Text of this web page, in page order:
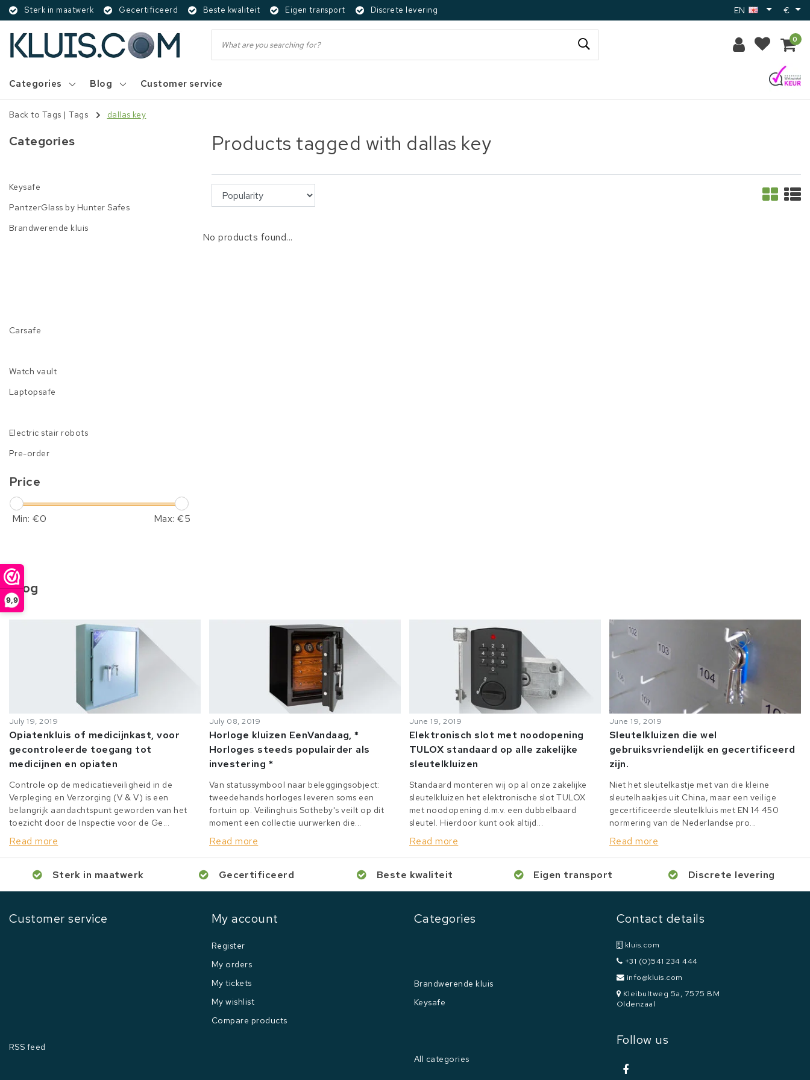
9,9
Sterk in maatwerk Gecertificeerd Beste kwaliteit Eigen transport Discrete levering EN €
0
Categories Blog Customer service
Back to Tags |Tags dallas key
Categories
Keysafe
PantzerGlass by Hunter Safes
Brandwerende kluis
Carsafe
Watch vault
Laptopsafe
Electric stair robots
Pre-order
Price
Min: €0 Max: €5
Products tagged with dallas key
No products found...
Blog
July 19, 2019
Opiatenkluis of medicijnkast, voor
gecontroleerde toegang tot
medicijnen en opiaten
Controle op de medicatieveiligheid in de
Verpleging en Verzorging (V & V) is een
belangrijk aandachtspunt geworden van het
toezicht door de Inspectie voor de Ge...
Read more
July 08, 2019
Horloge kluizen EenVandaag, *
Horloges steeds populairder als
investering *
Van statussymbool naar beleggingsobject:
tweedehands horloges leveren soms een
fortuin op. Veilinghuis Sotheby's veilt op dit
moment een collectie uurwerken die...
Read more
June 19, 2019
Elektronisch slot met noodopening
TULOX standaard op alle zakelijke
sleutelkluizen
Standaard monteren wij op al onze zakelijke
sleutelkluizen het elektronische slot TULOX
met noodopening d.m.v. een dubbelbaard
sleutel. Hierdoor kunt ook altijd...
Read more
June 19, 2019
Sleutelkluizen die wel
gebruiksvriendelijk en gecertificeerd
zijn.
Niet het sleutelkastje met van die kleine
sleutelhaakjes uit China, maar een veilige
gecertificeerde sleutelkluis met EN 14 450
normering van de Nederlandse pro...
Read more
Sterk in maatwerk Gecertificeerd Beste kwaliteit Eigen transport Discrete levering
Customer service
RSS feed
My account
Register
My orders
My tickets
My wishlist
Compare products
Categories
Brandwerende kluis
Keysafe
All categories
Contact details
kluis.com
+31 (0)541 234 444
info@kluis.com
Kleibultweg 5a, 7575 BM
Oldenzaal
Follow us